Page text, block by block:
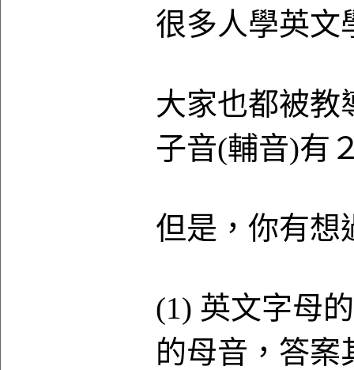
很多人學英文
大家也都被教
子音(輔音)有
但是，你有想
(1) 英文字母
的母音，答案